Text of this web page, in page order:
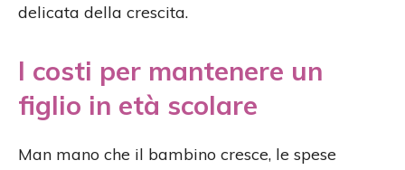
delicata della crescita.
I costi per mantenere un
figlio in età scolare
Man mano che il bambino cresce, le spese